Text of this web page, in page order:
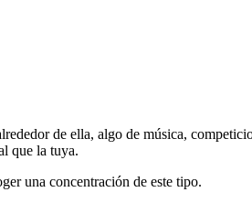
de ella, algo de música,
que la tuya.
una concentración de este tipo.